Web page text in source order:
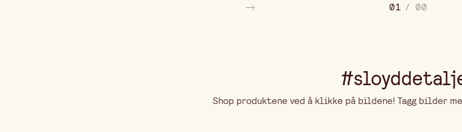
01 / 00
Shop produktene ved å klikke på bildene! Tagg bilder